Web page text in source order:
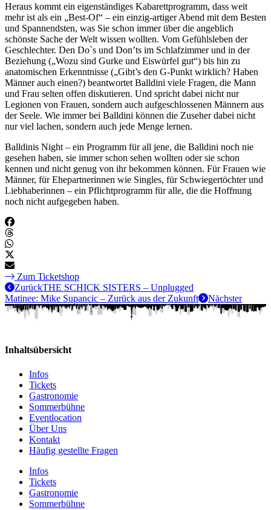
Heraus kommt ein eigenständiges Kabarettprogramm, dass weit
mehr ist als ein „Best-Of“ – ein einzig-artiger Abend mit dem Besten
und Spannendsten, was Sie schon immer über die angeblich
schönste Sache der Welt wissen wollten. Vom Gefühlsleben der
Geschlechter. Den Do`s und Don’ts im Schlafzimmer und in der
Beziehung („Wozu sind Gurke und Eiswürfel gut“) bis hin zu
anatomischen Erkenntnisse („Gibt’s den G-Punkt wirklich? Haben
Männer auch einen?) beantwortet Balldini viele Fragen, die Mann
und Frau selten offen diskutieren. Und spricht dabei nicht nur
Legionen von Frauen, sondern auch aufgeschlossenen Männern aus
der Seele. Wie immer bei Balldini können die Zuseher dabei nicht
nur viel lachen, sondern auch jede Menge lernen.
Balldinis Night – ein Programm für all jene, die Balldini noch nie
gesehen haben, sie immer schon sehen wollten oder sie schon
kennen und nicht genug von ihr bekommen können. Für Frauen wie
Männer, für Ehepartnerinnen wie Singles, für Schwiegertöchter und
Liebhaberinnen – ein Pflichtprogramm für alle, die die Hoffnung
noch nicht aufgegeben haben.
Zum Ticketshop
ZurückTHE SCHICK SISTERS – Unplugged
Matinee: Mike Supancic – Zurück aus der Zukunft
Nächster
Inhaltsübersicht
Infos
Tickets
Gastronomie
Sommerbühne
Eventlocation
Über Uns
Kontakt
Häufig gestellte Fragen
Infos
Tickets
Gastronomie
Sommerbühne